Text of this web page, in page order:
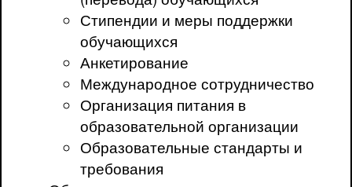
Стипендии и меры поддержки
обучающихся
Анкетирование
Международное сотрудничество
Организация питания в
образовательной организации
Образовательные стандарты и
требования